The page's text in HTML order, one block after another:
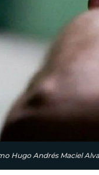
Hugo Andrés Maciel